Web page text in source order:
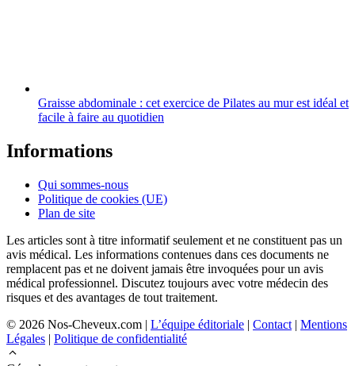
Graisse abdominale : cet exercice de Pilates au mur est idéal et
facile à faire au quotidien
Informations
Qui sommes-nous
Politique de cookies (UE)
Plan de site
Les articles sont à titre informatif seulement et ne constituent pas un
avis médical. Les informations contenues dans ces documents ne
remplacent pas et ne doivent jamais être invoquées pour un avis
médical professionnel. Discutez toujours avec votre médecin des
risques et des avantages de tout traitement.
© 2026 Nos-Cheveux.com | L’équipe éditoriale | Contact | Mentions
Légales | Politique de confidentialité